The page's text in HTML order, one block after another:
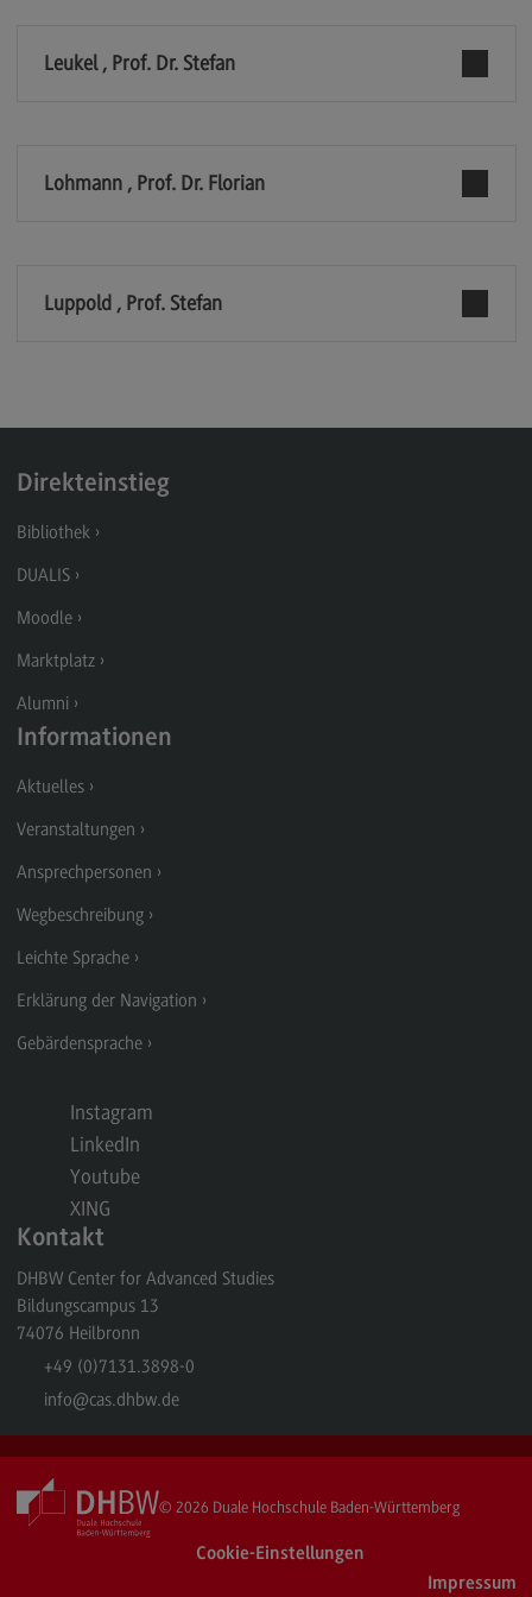
Berufsperspektiven
Digital Business Management
Berufsperspektiven
Kontakt
Elektrotechnik und Informationstechnik
Elektrotechnik und Informationstechnik
Profil-O-Mat Elektrotechnik und
Informationstechnik
(External link)
Rahmenbedingungen
Modulangebot
Berufsperspektiven
Kontakt
Entrepreneurship
Entrepreneurship
Modulangebot
Berufsperspektiven
Executive Engineering
Executive Engineering
Modulangebot
Besonderheiten und Highlights
Berufsperspektiven
Kontakt
Finance
Modulangebot
Berufsperspektiven
Leukel , Prof. Dr. Stefan
Lohmann , Prof. Dr. Florian
Luppold , Prof. Stefan
Direkteinstieg
Bibliothek
DUALIS
Moodle
Marktplatz
Alumni
Informationen
Aktuelles
Veranstaltungen
Ansprechpersonen
Wegbeschreibung
Leichte Sprache
Erklärung der Navigation
Gebärdensprache
Instagram
LinkedIn
Youtube
XING
Kontakt
DHBW Center for Advanced Studies
Bildungscampus 13
74076 Heilbronn
+49 (0)7131.3898-0
info@cas.dhbw.de
© 2026 Duale Hochschule Baden-Württemberg
Cookie-Einstellungen
Impressum